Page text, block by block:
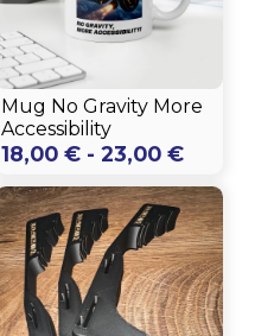
Mug No Gravity More
Accessibility
18,00 € - 23,00 €Fascia
di
da
18,00
a
23,00